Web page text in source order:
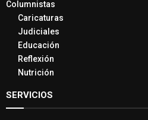
Columnistas
Caricaturas
Judiciales
Educación
Reflexión
Nutrición
SERVICIOS